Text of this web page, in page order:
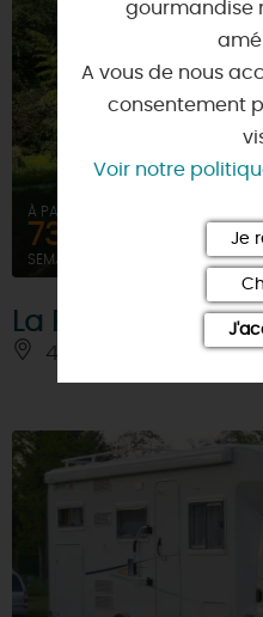
À PARTIR DE
731,6€
SEMAINE (MEUBLÉ)
La Rossignolière
45530 - VITRY-AUX-
gourmandise
A vous de nous
consentement
Voir notre
Je